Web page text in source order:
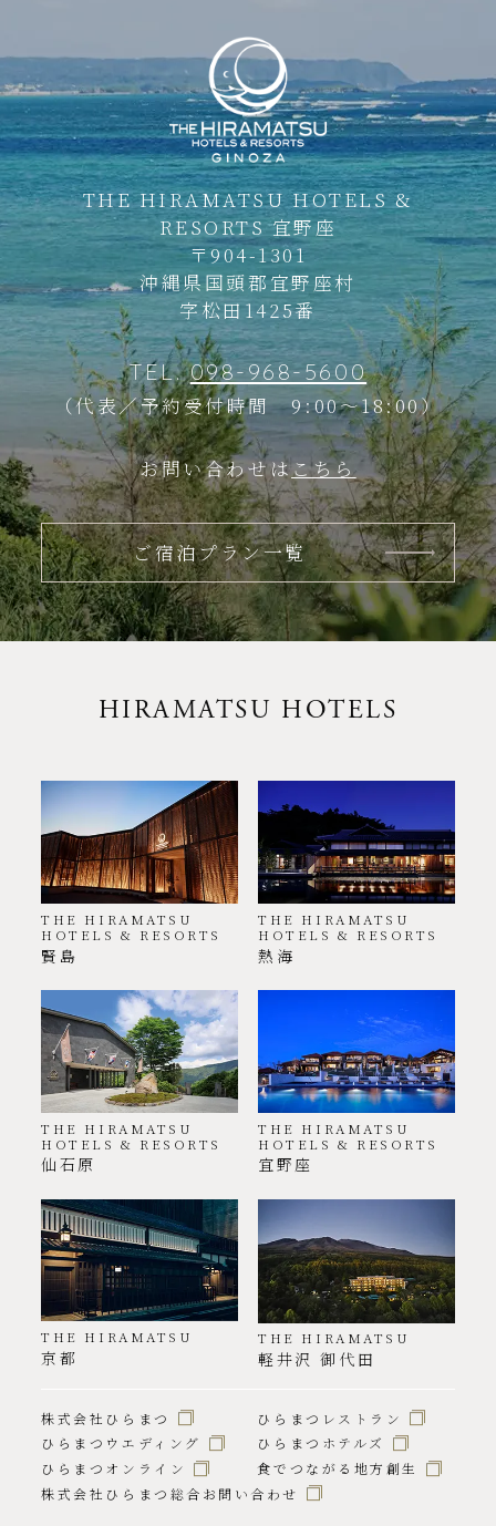
THE HIRAMATSU HOTELS &
RESORTS宜野座
〒904-1301
沖縄県国頭郡宜野座村
字松田1425番
TEL.098-968-5600
（代表／予約受付時間 9:00～18:00）
お問い合わせはこちら
ご宿泊プラン一覧
HIRAMATSU HOTELS
THE HIRAMATSU
HOTELS & RESORTS
賢島
THE HIRAMATSU
HOTELS & RESORTS
熱海
THE HIRAMATSU
HOTELS & RESORTS
仙石原
THE HIRAMATSU
HOTELS & RESORTS
宜野座
THE HIRAMATSU
京都
THE HIRAMATSU
軽井沢 御代田
株式会社ひらまつ
ひらまつレストラン
ひらまつウエディング
ひらまつホテルズ
ひらまつオンライン
食でつながる地方創生
株式会社ひらまつ総合お問い合わせ